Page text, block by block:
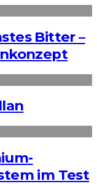
Bitter –
im Test